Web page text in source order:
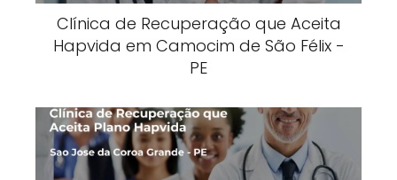
Clínica de Recuperação que Aceita
Hapvida em Camocim de São Félix -
PE